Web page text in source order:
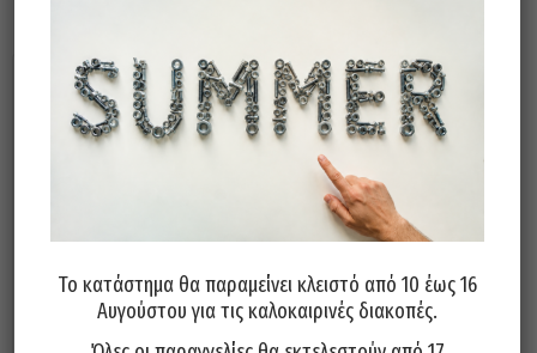
Χαρτοταινία PRIMO Λευκή
Αντιολισθητική Ταινία
Το κατάστημα θα παραμείνει κλειστό από 10 έως 16
Αυγούστου για τις καλοκαιρινές διακοπές.